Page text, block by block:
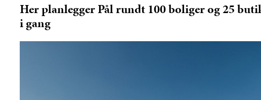
Her planlegger Pål rundt 100 boliger og 25
i gang